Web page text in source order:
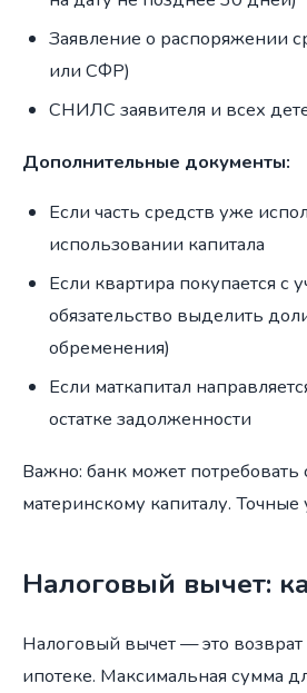
Заявление о распоряжении
или СФР)
СНИЛС заявителя и всех
Дополнительные документы:
Если часть средств уже
использовании капитала
Если квартира покупается с
обязательство выделить
обременения)
Если маткапитал
остатке задолженности
Важно: банк может
материнскому капиталу.
Налоговый вычет:
Налоговый вычет — это
ипотеке. Максимальная сумма